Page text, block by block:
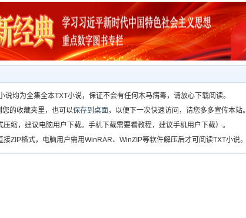
均为全集全本TXT小说，保证不会有任何木马病毒，请放心下载阅读。
的收藏夹里，也可以保存到桌面 ，以便下一次快速访问，请您多多宣传本站。
缩，建议电脑用户下载。手机下载需要看教程，建议手机用户下载）。
ZIP格式，电脑用户需用WinRAR、WinZIP等软件解压后才可阅读TXT小说。